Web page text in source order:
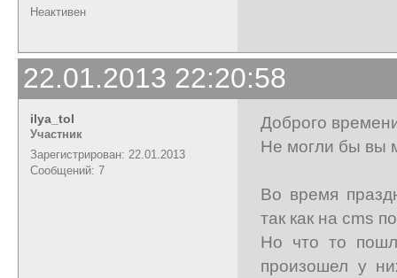
Неактивен
22.01.2013 22:20:58
ilya_tol
Участник
Зарегистрирован: 22.01.2013
Сообщений: 7
Доброго
Не могли бы вы
Во время
так как на cms
Но что то
произошел у